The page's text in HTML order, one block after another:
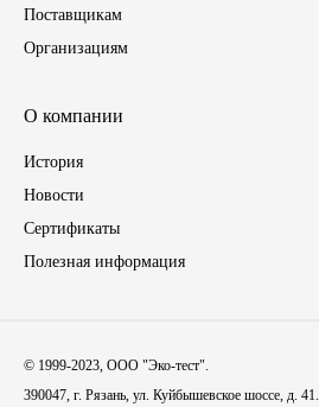
Прочие товары
Поставщикам
Организациям
О компании
История
Новости
Сертификаты
Полезная информация
© 1999-2023, ООО "Эко-тест".
390047, г. Рязань, ул. Куйбышевское шоссе, д. 41.